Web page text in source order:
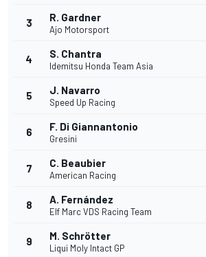
3 R. Gardner
Ajo Motorsport
4 S. Chantra
Idemitsu Honda Team Asia
5 J. Navarro
Speed Up Racing
6 F. Di Giannantonio
Gresini
7 C. Beaubier
American Racing
8 A. Fernández
Elf Marc VDS Racing Team
9 M. Schrötter
Liqui Moly Intact GP